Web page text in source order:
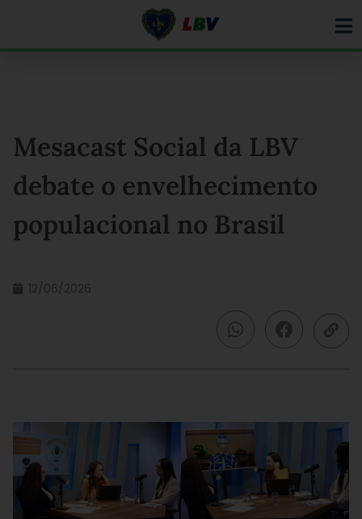
Mesacast Social da LBV
debate o envelhecimento
populacional no Brasil
12/06/2026